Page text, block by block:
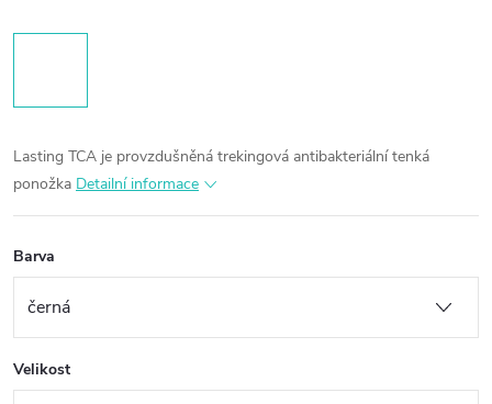
Lasting TCA je provzdušněná trekingová antibakteriální tenká
ponožka Detailní informace
Barva
Velikost